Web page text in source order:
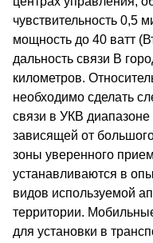
чувствительность 0,5
мощность до 40 ватт
дальность связи В
километров.
необходимо сделать
связи в УКВ диапазоне
зависящей от
зоны уверенного
устанавливаются в
видов используемой
территории.
для установки в